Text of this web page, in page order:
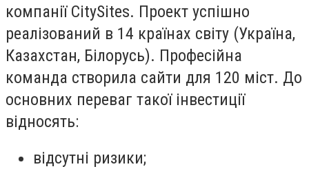
компанії CitySites. Проект успішно
реалізований в 14 країнах світу (Україна,
Казахстан, Білорусь). Професійна
команда створила сайти для 120 міст. До
основних переваг такої інвестиції
відносять:
відсутні ризики;